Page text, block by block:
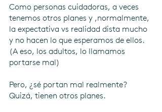
Como personas cuidadoras, a veces
tenemos otros planes y ,normalmente,
la expectativa vs realidad dista mucho
y no hacen lo que esperamos de ellos.
(A eso, los adultos, lo llamamos
portarse mal)
Pero, ¿sé portan mal realmente?
Quizá, tienen otros planes.